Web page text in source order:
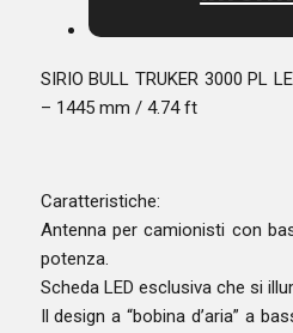
SIRIO BULL TRUKER 3000 PL
– 1445 mm / 4.74 ft
Caratteristiche:
Antenna per camionisti con
potenza.
Scheda LED esclusiva che si
Il design a “bobina d’aria” a